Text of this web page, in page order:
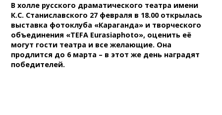
В холле русского драматического театра имени
К.С. Станиславского 27 февраля в 18.00 открылась
выставка фотоклуба «Караганда» и творческого
объединения «TEFA Eurasiaphoto», оценить её
могут гости театра и все желающие. Она
продлится до 6 марта – в этот же день наградят
победителей.